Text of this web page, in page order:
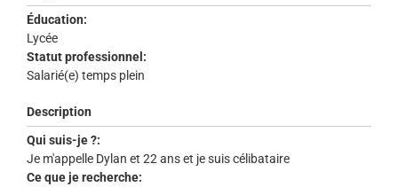
Éducation:
Lycée
Statut professionnel:
Salarié(e) temps plein
Description
Qui suis-je ?:
Je m'appelle Dylan et 22 ans et je suis célibataire
Ce que je recherche: